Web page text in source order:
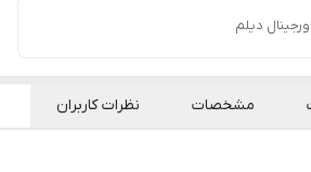
دیلم
مشخصات نظرات کاربران